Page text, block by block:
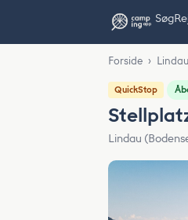
Søg
Forside ›
QuickStop
Lindau